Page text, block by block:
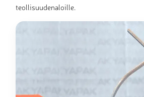
teollisuudenaloille.